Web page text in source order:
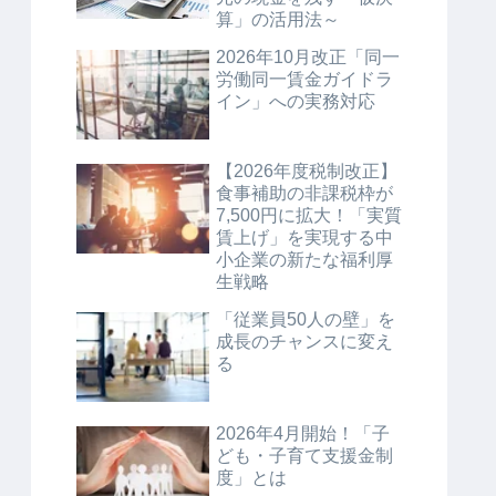
算」の活用法～
2026年10月改正「同一
労働同一賃金ガイドラ
イン」への実務対応
【2026年度税制改正】
食事補助の非課税枠が
7,500円に拡大！「実質
賃上げ」を実現する中
小企業の新たな福利厚
生戦略
「従業員50人の壁」を
成長のチャンスに変え
る
2026年4月開始！「子
ども・子育て支援金制
度」とは